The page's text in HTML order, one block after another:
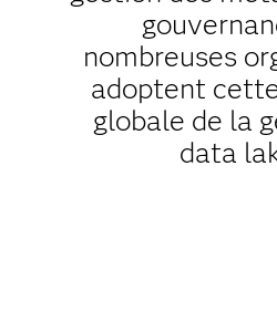
nombreuses
adoptent
globale de la
data